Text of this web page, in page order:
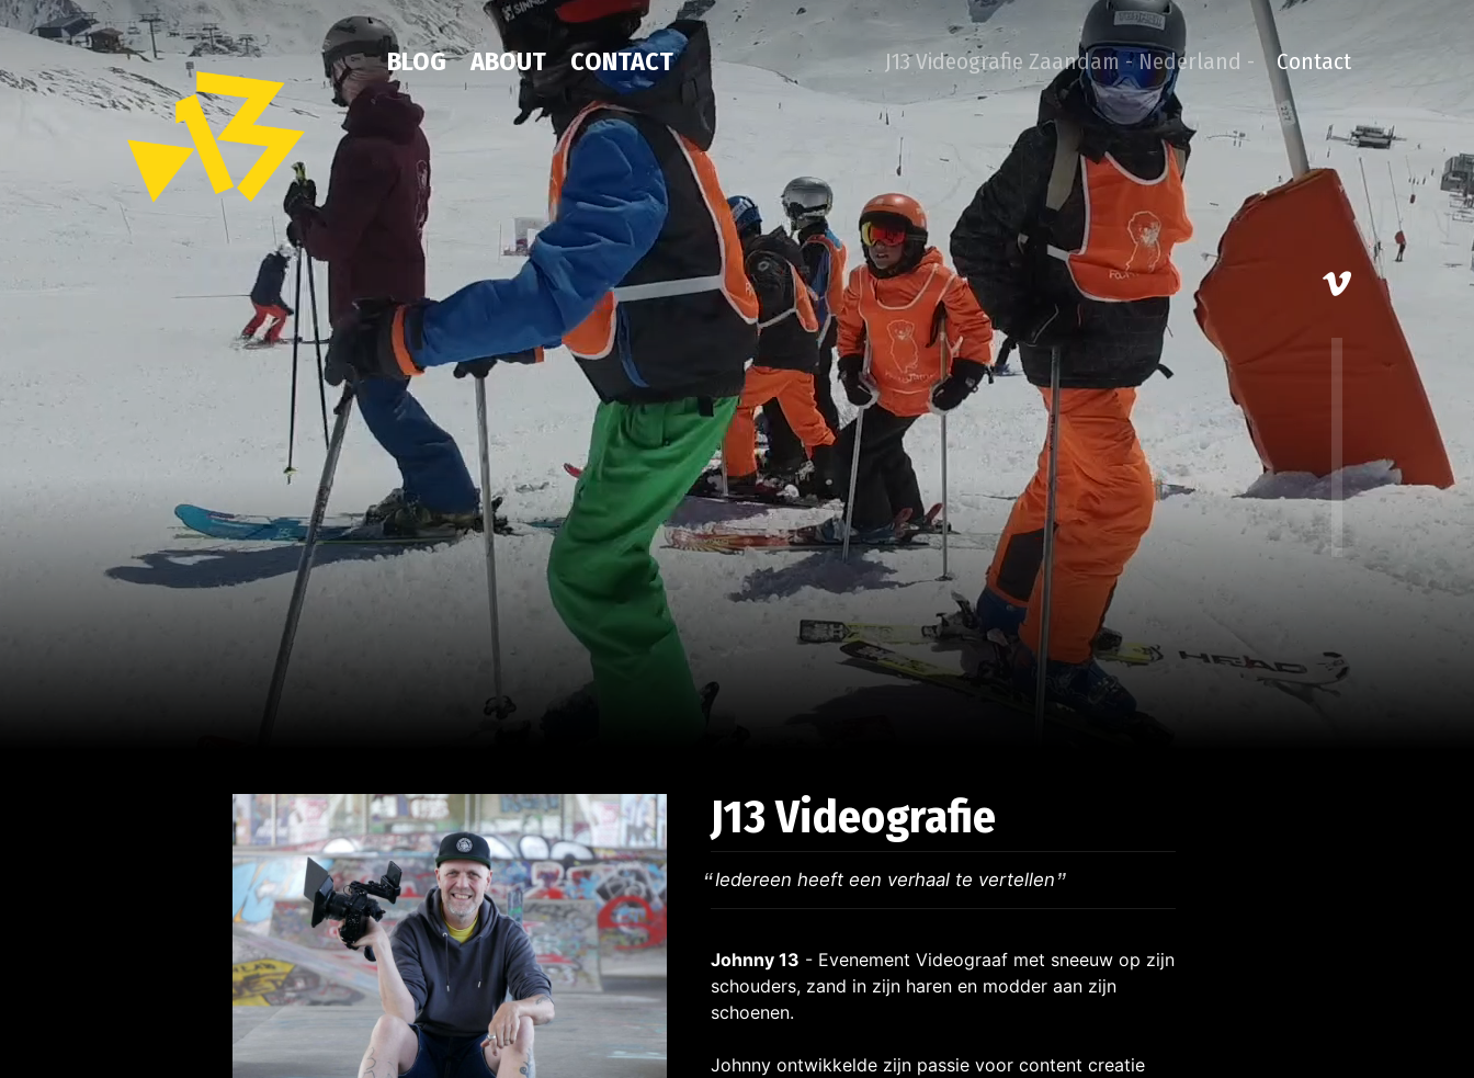
BLOG ABOUT CONTACT J13 Videografie Zaandam - Nederland - Contact
J13 Videografie
Iedereen heeft een verhaal te vertellen
Johnny 13 - Evenement Videograaf met sneeuw op zijn
schouders, zand in zijn haren en modder aan zijn
schoenen.
Johnny ontwikkelde zijn passie voor content creatie